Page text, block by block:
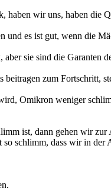
wir uns, haben die
und es ist gut, wenn die
sie sind die Garanten
zum Fortschritt,
Omikron weniger
ist, dann gehen wir
schlimm, dass wir in